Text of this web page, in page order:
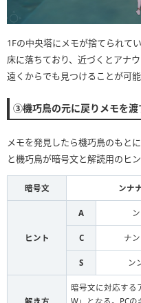
1Fの中央塔にメモが捨てられて
床に落ちており、近づくとアナ
遠くからでも見つけることが可能
③機巧鳥の元に戻りメモを渡
メモを発見したら機巧鳥のもと
と機巧鳥が暗号文と解読用のヒ
暗号文 ンナ
ヒント
A
C ナ
S ン
暗号文に対応する